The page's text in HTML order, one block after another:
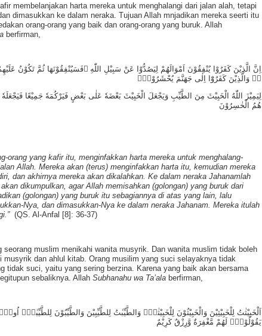
membelanjakan harta mereka untuk menghalangi dari jalan alah, tetapi
dimasukkan ke dalam neraka. Tujuan Allah mnjadikan mereka seerti itu
orang-orang yang baik dan orang-orang yang buruk. Allah
berfirman,
اِنَّ الَّذِيْنَ كَفَرُوْا يُنْفِقُوْنَ اَمْوَالَهُمْ لِيَصُدُّوْا عَنْ سَبِيْلِ اللّٰهِ ۗفَسَيُنْفِقُوْنَهَا ثُمَّ تَكُوْنُ
ەۗ وَالَّذِيْنَ كَفَرُوْٓا اِلٰى جَهَنَّمَ يُحْشَرُوْنَۙ
لِيَمِيْزَ اللّٰهُ الْخَبِيْثَ مِنَ الطَّيِّبِ وَيَجْعَلَ الْخَبِيْثَ بَعْضَهٗ عَلٰى بَعْضٍ فَيَرْكُمَهٗ جَمِيْعًا
هُمُ الْخٰسِرُوْنَ
orang yang kafir itu, menginfakkan harta mereka untuk menghalang-
Allah. Mereka akan (terus) menginfakkan harta itu, kemudian mereka
dan akhirnya mereka akan dikalahkan. Ke dalam neraka Jahanamlah
dikumpulkan, agar Allah memisahkan (golongan) yang buruk dari
(golongan) yang buruk itu sebagiannya di atas yang lain, lalu
Nya, dan dimasukkan-Nya ke dalam neraka Jahanam. Mereka itulah
(QS. Al-Anfal [8]: 36-37)
muslim menikahi wanita musyrik. Dan wanita muslim tidak boleh
musyrik dan ahlul kitab. Orang musilim yang suci selayaknya tidak
tidak suci, yaitu yang sering berzina. Karena yang baik akan bersama
sebaliknya. Allah Subhanahu wa Ta’ala berfirman,
اَلْخَبِيْثٰتُ لِلْخَبِيْثِيْنَ وَالْخَبِيْثُوْنَ لِلْخَبِيْثٰتِۚ وَالطَّيِّبٰتُ لِلطَّيِّبِيْنَ وَالطَّيِّبُوْنَ لِلطَّيِّبٰتِۚ
يَقُوْلُوْنَۗ لَهُمْ مَّغْفِرَةٌ وَّرِزْقٌ كَرِيْمٌ